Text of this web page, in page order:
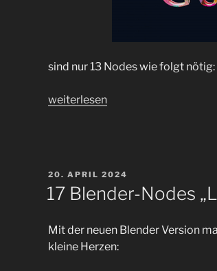
sind nur 13 Nodes wie folgt nötig:
„13
„Declare
the
News“
Animation“
weiterlesen
VERÖFFENTLICHT
AM
20. APRIL 2024
17 Blender-Nodes
Mit der neuen Blender Version
kleine Herzen: